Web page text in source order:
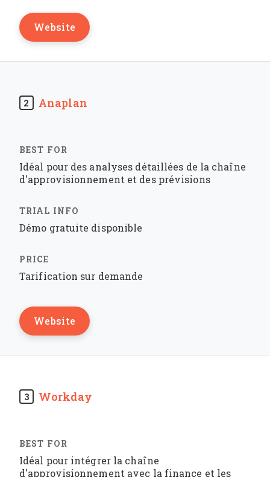
Website
2 Anaplan
Idéal pour des analyses détaillées de la chaîne
d'approvisionnement et des prévisions
Démo gratuite disponible
Tarification sur demande
Website
3 Workday
Idéal pour intégrer la chaîne
d'approvisionnement avec la finance et les